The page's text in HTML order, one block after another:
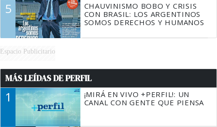
5
CHAUVINISMO BOBO Y CRISIS
CON BRASIL: LOS ARGENTINOS
SOMOS DERECHOS Y HUMANOS
Espacio Publicitario
MÁS LEÍDAS DE PERFIL
1
¡MIRÁ EN VIVO +PERFIL!: UN
CANAL CON GENTE QUE PIENSA